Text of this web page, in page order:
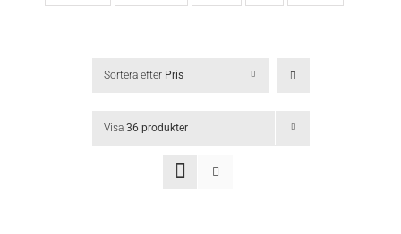
Sortera efter Pris
Visa 36 produkter